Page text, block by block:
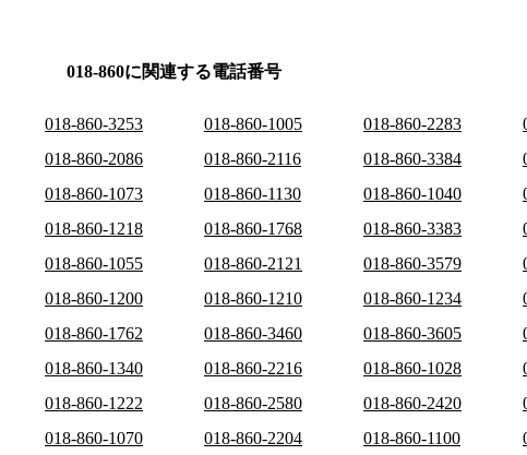
018-860に関連する電話番号
018-860-3253 018-860-1005 018-860-2283
018-860-2086
018-860-2116 018-860-3384
018-860-1073
018-860-1130 018-860-1040
018-860-1218
018-860-1768 018-860-3383
018-860-1055
018-860-2121 018-860-3579
018-860-1200
018-860-1210 018-860-1234
018-860-1762
018-860-3460 018-860-3605
018-860-1340
018-860-2216 018-860-1028
018-860-1222
018-860-2580 018-860-2420
018-860-1070
018-860-2204 018-860-1100